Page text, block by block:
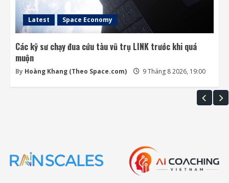
Latest Space Economy
Các kỹ sư chạy đua cứu tàu vũ trụ LINK trước khi quá
muộn
By Hoàng Khang (Theo Space.com) 9 Tháng 8 2026, 19:00